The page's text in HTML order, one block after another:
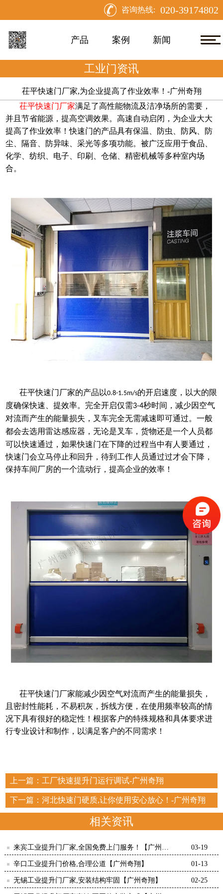
咨询热线: 020-39174802
产品 案例 新闻
工业门资讯
茌平快速门厂家,为企业提高了作业效率！-广州奇翔
茌平快速门厂家满足了高性能物流及洁净场所的需要，
并且节省能源，提高空调效果。高速自动启闭，为企业大大
提高了作业效率！快速门的产品具有保温、防虫、防风、防
尘、隔音、防异味、采光等多项功能。被广泛应用于食品、
化学、纺织、电子、印刷、仓储、精密机械等多种室内场
合。
茌平快速门厂家的产品 以0.8-1.5m/s的开启速度，以大的限
度确保快速、提效率。完全开启仅需3-4秒时间，减少因空气
对流而产生的能量损失，叉车完全无需减速即可通过。一般
都会去选用雷达感应器，无论是叉车，货物还是一个人员都
可以快速通过，如果快速门在下降的过程当中有人要通过，
快速门会立马停止和回升，待到工作人员通过过才会下降，
保持车间厂房的一个流动行，提高企业的效率！
茌平快速门厂家能减少因空气对流而产生的能量损失，
且密封性能耗，不易积灰，拆线方便，在使用频率较高的情
况下具有很好的稳定性！根据客户的特殊规格和具体要求进
行专业设计和制作，以满足客户的不同需求 ！
上一篇： 工厂快速提升门运行调试-广州奇翔
下一篇： 河北快速门硬质,让你使用安心放心！-广州奇翔
相关资讯
来宾工业提升门厂家,全国免费上门服务！【广州奇
翔】
03-19
辛口工业提升门价格,合理公道【广州奇翔】 01-13
无锡工业提升门厂家,安装结构牢固【广州奇翔】 02-25